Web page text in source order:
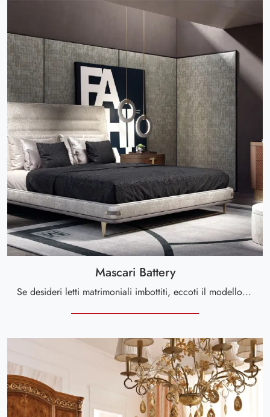
Mascari Battery
Se desideri letti matrimoniali imbottiti, eccoti il modello Mascari Battery in pelle per completare la camera da letto.